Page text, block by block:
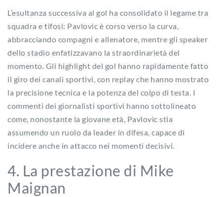
L’esultanza successiva al gol ha consolidato il legame tra
squadra e tifosi: Pavlovic è corso verso la curva,
abbracciando compagni e allenatore, mentre gli speaker
dello stadio enfatizzavano la straordinarietà del
momento. Gli highlight del gol hanno rapidamente fatto
il giro dei canali sportivi, con replay che hanno mostrato
la precisione tecnica e la potenza del colpo di testa. I
commenti dei giornalisti sportivi hanno sottolineato
come, nonostante la giovane età, Pavlovic stia
assumendo un ruolo da leader in difesa, capace di
incidere anche in attacco nei momenti decisivi.
4. La prestazione di Mike
Maignan